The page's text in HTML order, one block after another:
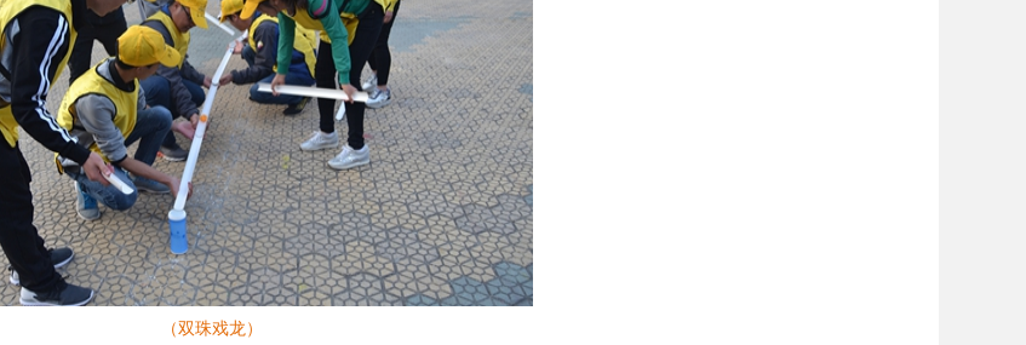
（双珠戏龙）